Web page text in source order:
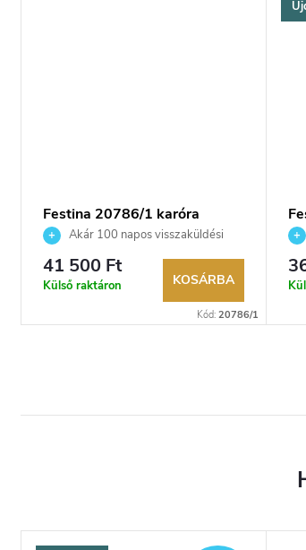
Festina 20786/1 karóra
Akár 100 napos visszaküldési
lehetőség. Hivatalos márkakereskedő.
41 500 Ft
Külső raktáron KOSÁRBA
Kód: 20786/1